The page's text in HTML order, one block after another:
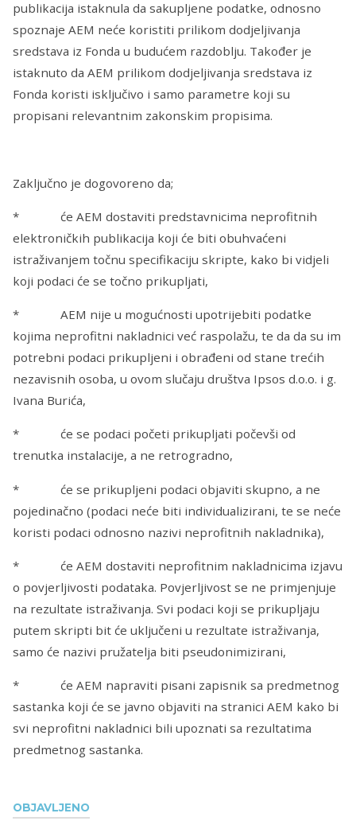
OBJAVLJENO
publikacija istaknula da sakupljene podatke, odnosno
spoznaje AEM neće koristiti prilikom dodjeljivanja
sredstava iz Fonda u budućem razdoblju. Također je
istaknuto da AEM prilikom dodjeljivanja sredstava iz
Fonda koristi isključivo i samo parametre koji su
propisani relevantnim zakonskim propisima.
Zaključno je dogovoreno da;
* će AEM dostaviti predstavnicima neprofitnih
elektroničkih publikacija koji će biti obuhvaćeni
istraživanjem točnu specifikaciju skripte, kako bi vidjeli
koji podaci će se točno prikupljati,
* AEM nije u mogućnosti upotrijebiti podatke
kojima neprofitni nakladnici već raspolažu, te da da su im
potrebni podaci prikupljeni i obrađeni od stane trećih
nezavisnih osoba, u ovom slučaju društva Ipsos d.o.o. i g.
Ivana Burića,
* će se podaci početi prikupljati počevši od
trenutka instalacije, a ne retrogradno,
* će se prikupljeni podaci objaviti skupno, a ne
pojedinačno (podaci neće biti individualizirani, te se neće
koristi podaci odnosno nazivi neprofitnih nakladnika),
* će AEM dostaviti neprofitnim nakladnicima izjavu
o povjerljivosti podataka. Povjerljivost se ne primjenjuje
na rezultate istraživanja. Svi podaci koji se prikupljaju
putem skripti bit će uključeni u rezultate istraživanja,
samo će nazivi pružatelja biti pseudonimizirani,
* će AEM napraviti pisani zapisnik sa predmetnog
sastanka koji će se javno objaviti na stranici AEM kako bi
svi neprofitni nakladnici bili upoznati sa rezultatima
predmetnog sastanka.